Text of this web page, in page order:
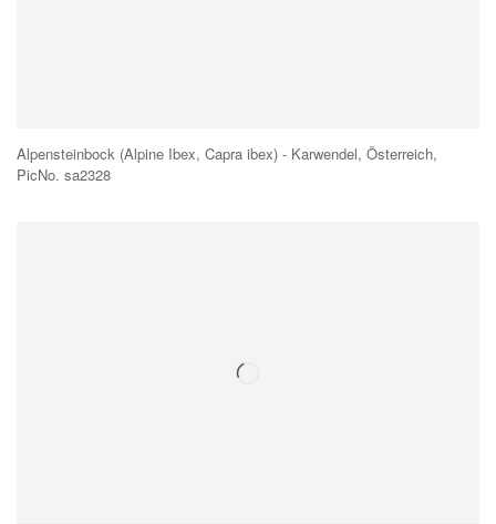
Alpensteinbock (Alpine Ibex, Capra ibex) - Karwendel, Österreich,
PicNo. sa2328